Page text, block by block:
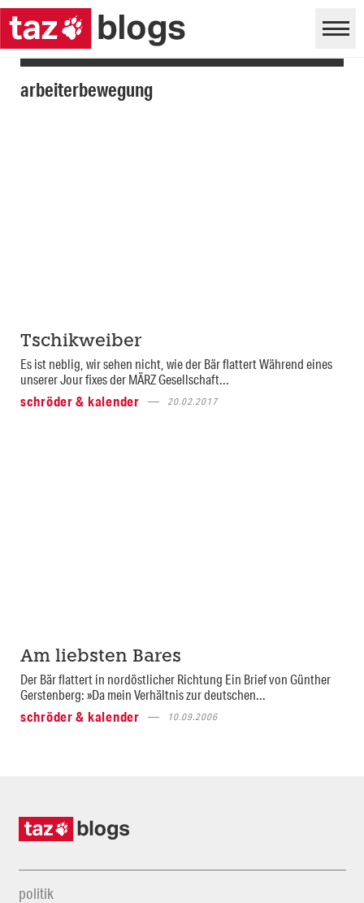
arbeiterbewegung
Tschikweiber
Es ist neblig, wir sehen nicht, wie der Bär flattert Während eines
unserer Jour fixes der MÄRZ Gesellschaft...
schröder & kalender
20.02.2017
Am liebsten Bares
Der Bär flattert in nordöstlicher Richtung Ein Brief von Günther
Gerstenberg: »Da mein Verhältnis zur deutschen...
schröder & kalender
10.09.2006
politik